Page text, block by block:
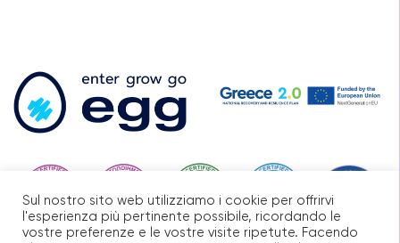
Sul nostro sito web utilizziamo i cookie per offrirvi
l'esperienza più pertinente possibile, ricordando le
vostre preferenze e le vostre visite ripetute. Facendo